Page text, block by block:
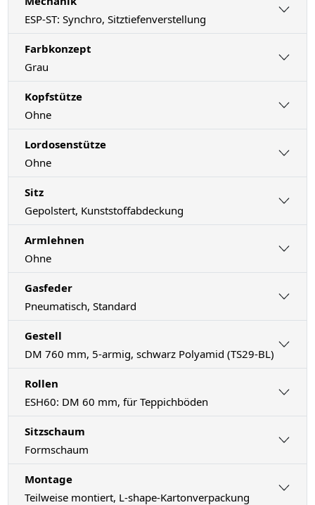
ESP-ST: Synchro, Sitztiefenverstellung
Farbkonzept
Grau
Kopfstütze
Ohne
Lordosenstütze
Ohne
Sitz
Gepolstert, Kunststoffabdeckung
Armlehnen
Ohne
Gasfeder
Pneumatisch, Standard
Gestell
DM 760 mm, 5-armig, schwarz Polyamid (TS29-BL)
Rollen
ESH60: DM 60 mm, für Teppichböden
Sitzschaum
Formschaum
Montage
Teilweise montiert, L-shape-Kartonverpackung